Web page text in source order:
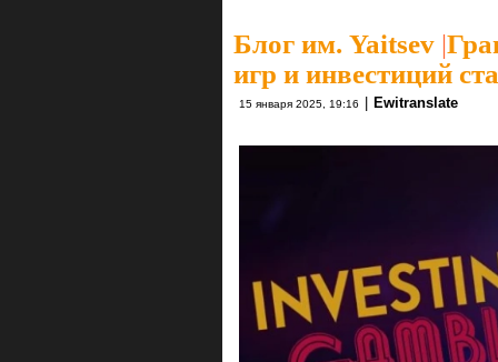
Блог им. Yaitsev |
игр и инвестиций
15 января 2025, 19:16 Ewitranslate